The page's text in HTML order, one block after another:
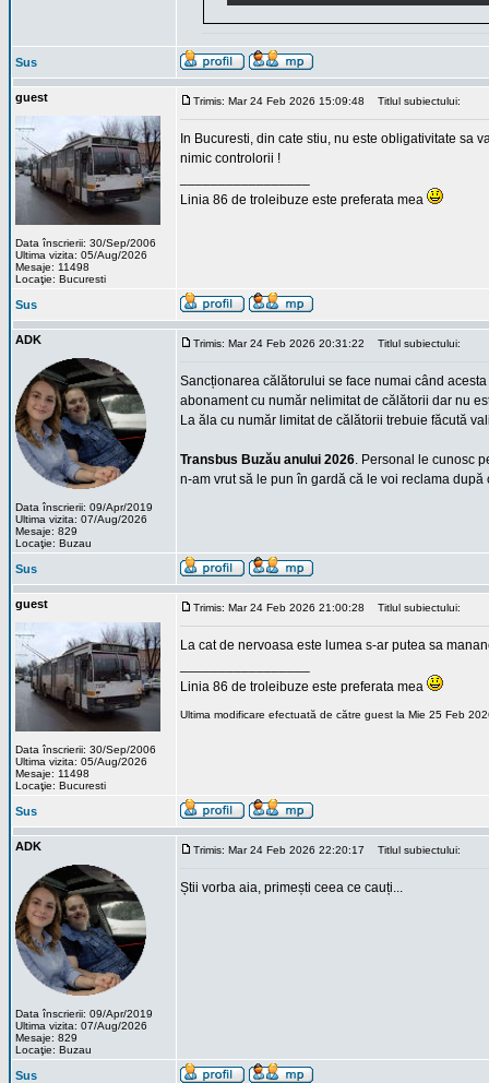
Sus
guest
Data înscrierii: 30/Sep/2006
Ultima vizita: 05/Aug/2026
Mesaje: 11498
Locaţie: Bucuresti
Trimis: Mar 24 Feb 2026 15:09:48 Titlul subiectului:
In Bucuresti, din cate stiu, nu este obligativitate sa
nimic controlorii !
Linia 86 de troleibuze este preferata mea
Sus
ADK
Data înscrierii: 09/Apr/2019
Ultima vizita: 07/Aug/2026
Mesaje: 829
Locaţie: Buzau
Trimis: Mar 24 Feb 2026 20:31:22 Titlul subiectului:
Sancționarea călătorului se face numai când
abonament cu număr nelimitat de călătorii dar nu
La ăla cu număr limitat de călătorii trebuie făcută
Transbus Buzău anului 2026. Personal le cunosc
n-am vrut să le pun în gardă că le voi reclama
Sus
guest
Data înscrierii: 30/Sep/2006
Ultima vizita: 05/Aug/2026
Mesaje: 11498
Locaţie: Bucuresti
Trimis: Mar 24 Feb 2026 21:00:28 Titlul subiectului:
La cat de nervoasa este lumea s-ar putea sa
Linia 86 de troleibuze este preferata mea
Ultima modificare efectuată de către guest la Mie 25 Feb
Sus
ADK
Data înscrierii: 09/Apr/2019
Ultima vizita: 07/Aug/2026
Mesaje: 829
Locaţie: Buzau
Trimis: Mar 24 Feb 2026 22:20:17 Titlul subiectului:
Știi vorba aia, primești ceea ce cauți...
Sus